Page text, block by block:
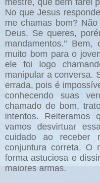
No que Jesus
me chamas bom?
Deus. Se queres,
mandamentos."
muito bom para o
ele foi logo
manipular a conversa.
errada, pois é
conhecendo suas
chamado de bom,
intentos.
vamos desvirtuar
cuidado ao receber
conjuntura correta. O
forma astuciosa e
maiores armas.